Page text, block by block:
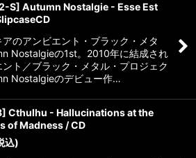
S] Autumn Nostalgie - Esse Est
アのアンビエント・ブラック・メタ
Nostalgieの1st。2010年に結成され
ント／ブラック・メタル・プロジェク
Nostalgieのデビュー作…
Cthulhu - Hallucinations at the
of Madness / CD
込)